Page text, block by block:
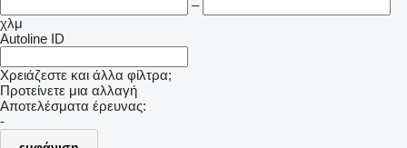
–
χλμ
Autoline ID
Χρειάζεστε και άλλα φίλτρα;
Προτείνετε μια αλλαγή
Αποτελέσματα έρευνας:
-